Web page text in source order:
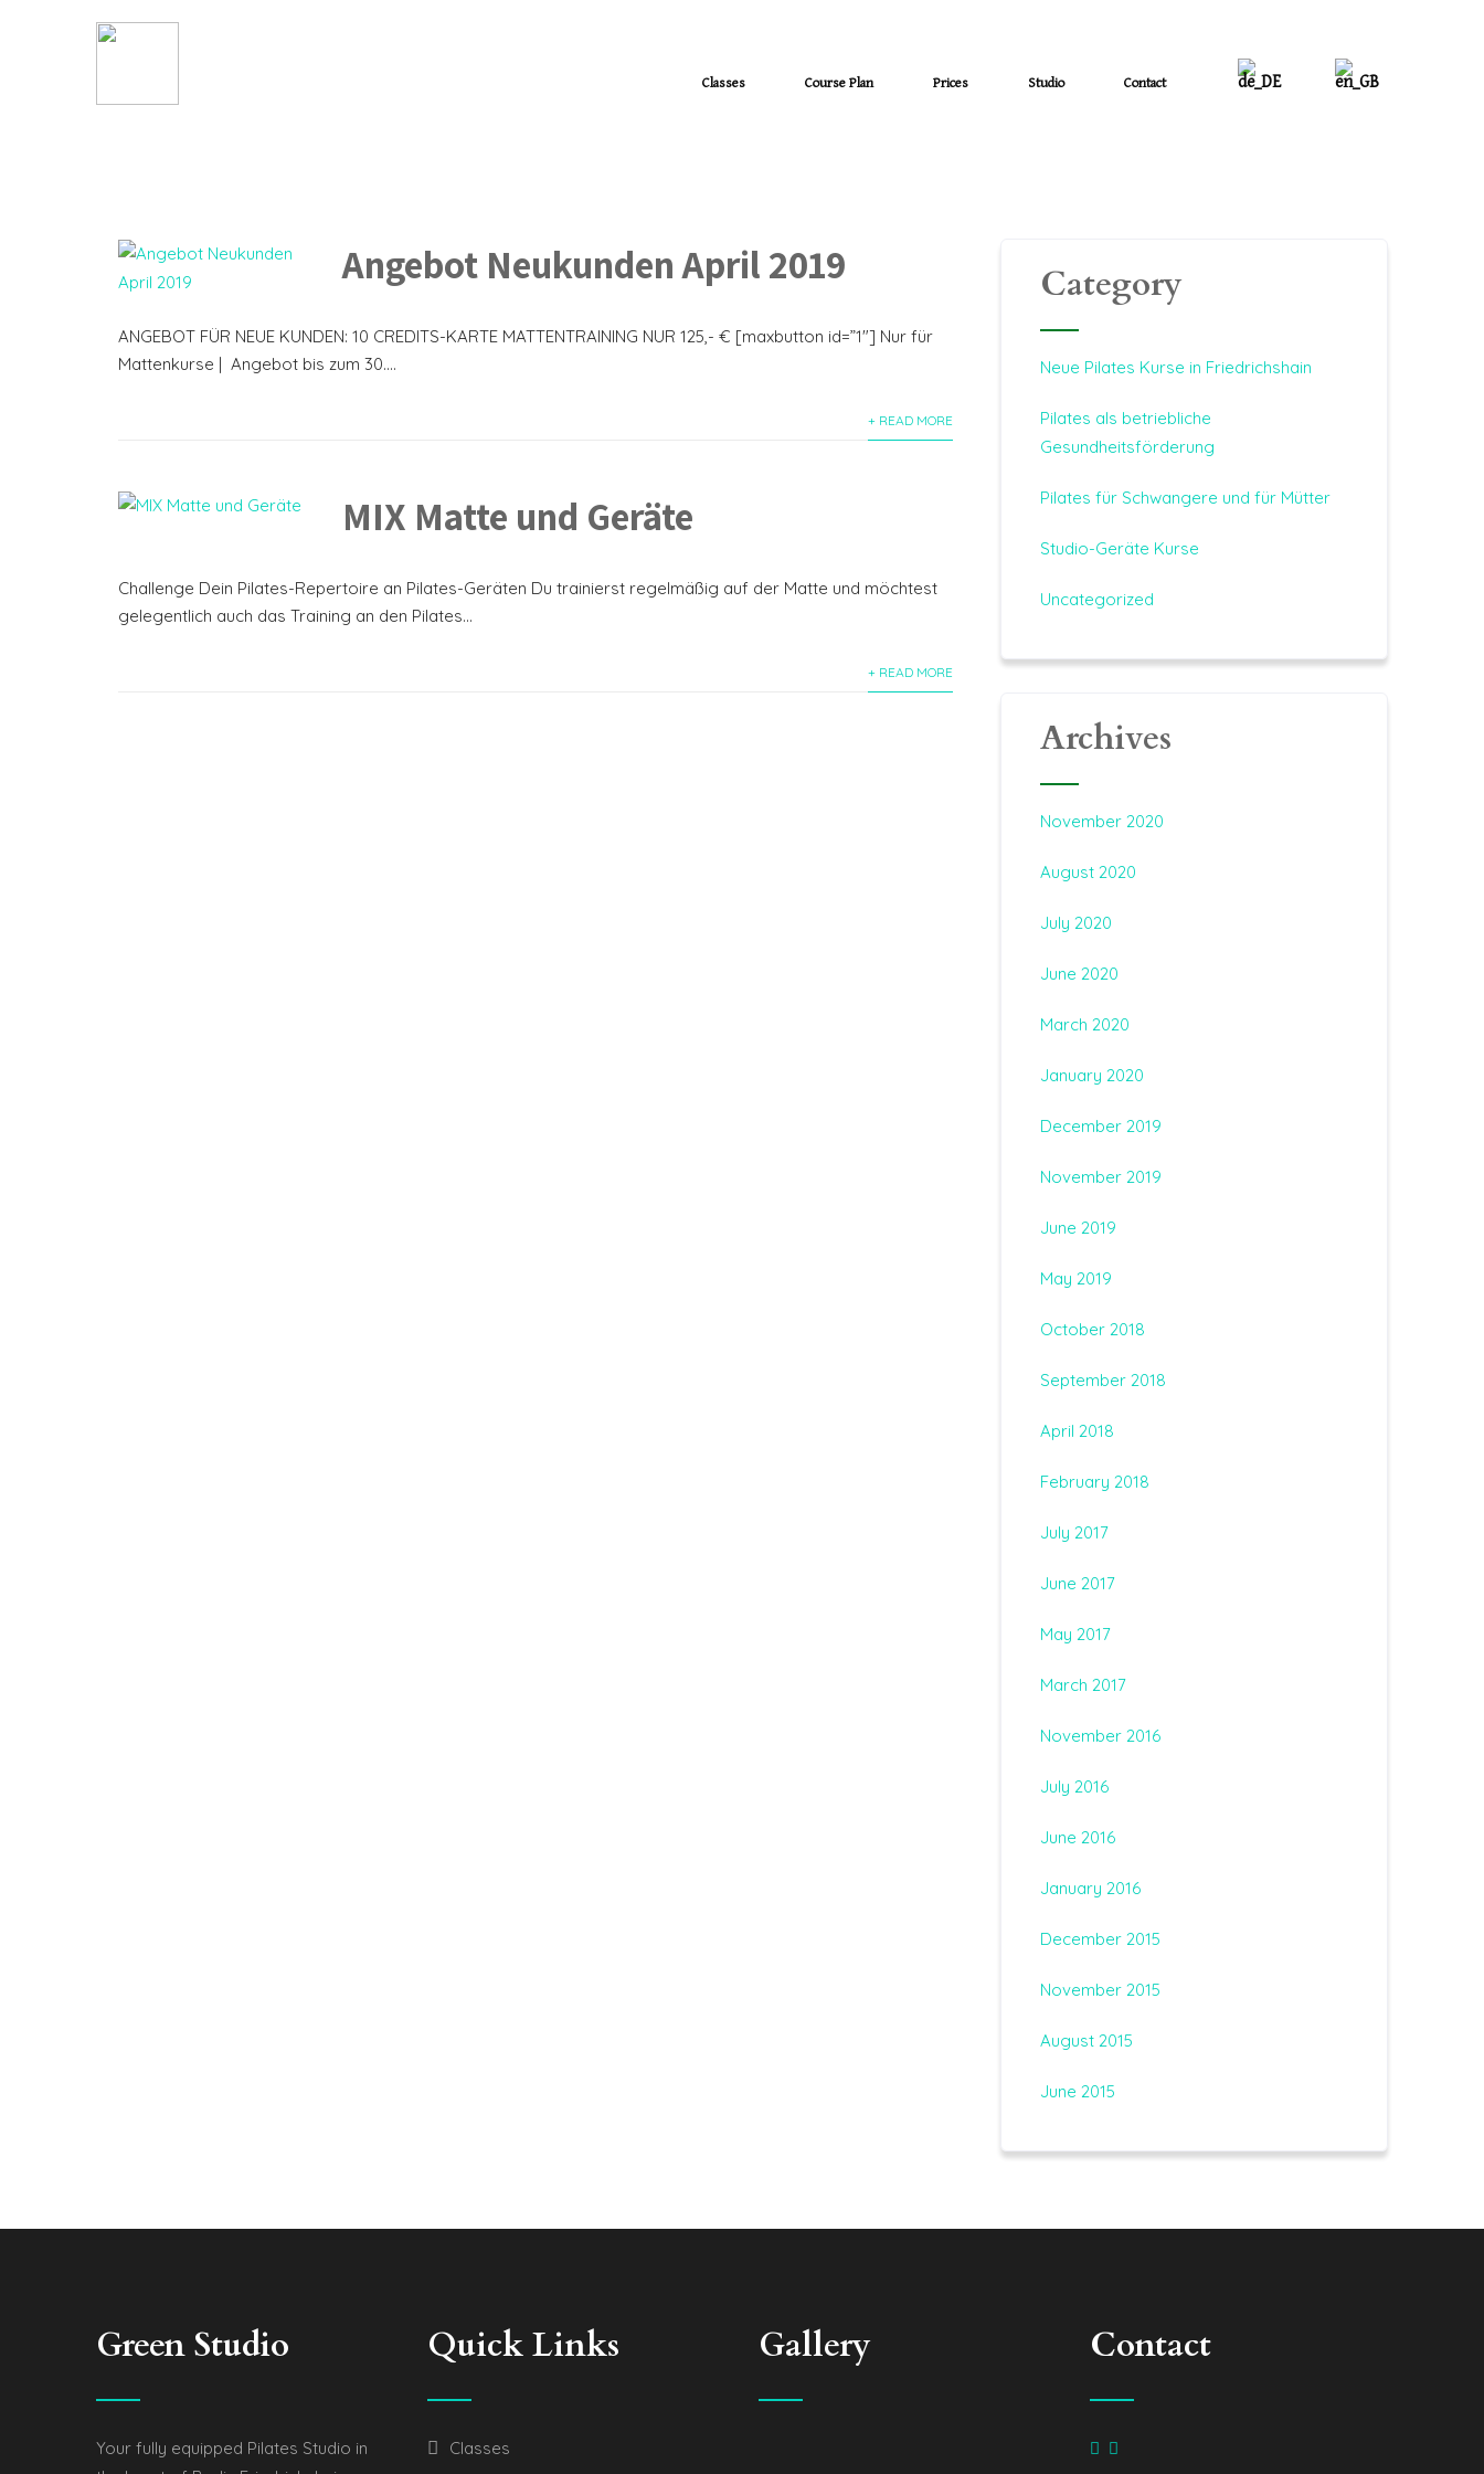
Classes Course Plan Prices Studio Contact
Angebot Neukunden April 2019
ANGEBOT FÜR NEUE KUNDEN: 10 CREDITS-KARTE MATTENTRAINING NUR 125,- € [maxbutton id=”1″] Nur für
Mattenkurse | Angebot bis zum 30....
+ READ MORE
MIX Matte und Geräte
Challenge Dein Pilates-Repertoire an Pilates-Geräten Du trainierst regelmäßig auf der Matte und möchtest
gelegentlich auch das Training an den Pilates...
+ READ MORE
Category
Neue Pilates Kurse in Friedrichshain
Pilates als betriebliche
Gesundheitsförderung
Pilates für Schwangere und für Mütter
Studio-Geräte Kurse
Uncategorized
Archives
November 2020
August 2020
July 2020
June 2020
March 2020
January 2020
December 2019
November 2019
June 2019
May 2019
October 2018
September 2018
April 2018
February 2018
July 2017
June 2017
May 2017
March 2017
November 2016
July 2016
June 2016
January 2016
December 2015
November 2015
August 2015
June 2015
Green Studio
Your fully equipped Pilates Studio in
Quick Links
Classes
Gallery Contact